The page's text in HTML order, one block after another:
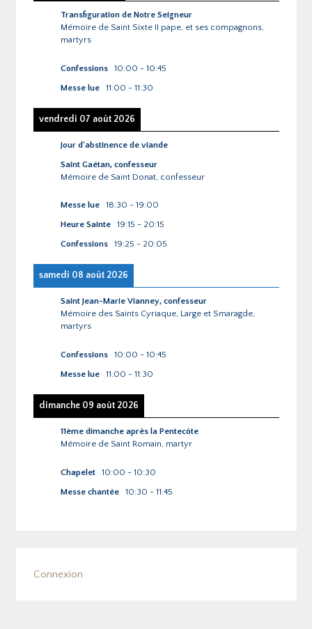
Transfiguration de Notre Seigneur
Mémoire de Saint Sixte II pape, et ses compagnons,
martyrs
Confessions 10:00 - 10:45
Messe lue
11:00 - 11:30
vendredi 07 août 2026
Jour d'abstinence de viande
Saint Gaétan, confesseur
Mémoire de Saint Donat, confesseur
Messe lue 18:30 - 19:00
Heure Sainte
19:15 - 20:15
Confessions
19:25 - 20:05
samedi 08 août 2026
Saint Jean-Marie Vianney, confesseur
Mémoire des Saints Cyriaque, Large et Smaragde,
martyrs
Confessions 10:00 - 10:45
Messe lue
11:00 - 11:30
dimanche 09 août 2026
11ème dimanche après la Pentecôte
Mémoire de Saint Romain, martyr
Chapelet 10:00 - 10:30
Messe chantée
10:30 - 11:45
Connexion